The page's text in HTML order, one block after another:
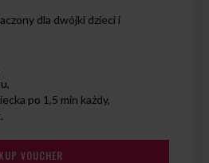
dla dwójki dzieci i
po 1,5 min każdy,
KUP VOUCHER